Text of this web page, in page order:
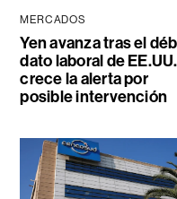
MERCADOS
Yen avanza tras el
dato laboral de
crece la alerta por
posible intervención